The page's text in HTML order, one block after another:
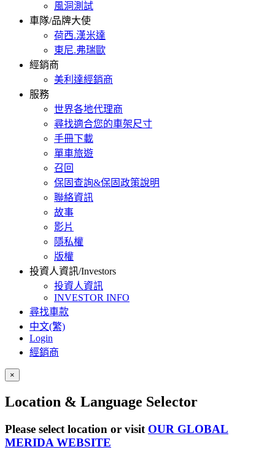
風洞測試
車隊/品牌大使
荷西.漢米達
東尼.弗瑞歐
經銷商
美利達經銷商
服務
世界各地代理商
尋找適合您的車架尺寸
手冊下載
單車旅遊
召回
保固查詢&保固政策說明
聯絡資訊
故事
影片
隱私權
版權
投資人資訊/Investors
投資人資訊
INVESTOR INFO
尋找車款
中文(繁)
Login
經銷商
×
Location & Language Selector
Please select location or visit OUR GLOBAL
MERIDA WEBSITE